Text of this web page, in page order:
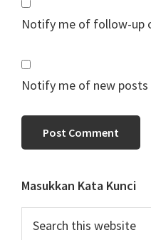
Notify me of follow-up
Notify me of new posts
Primary
Sidebar
Masukkan Kata Kunci
this